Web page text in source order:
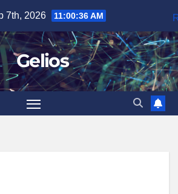
7th, 2026 11:00:38 AM
Gelios